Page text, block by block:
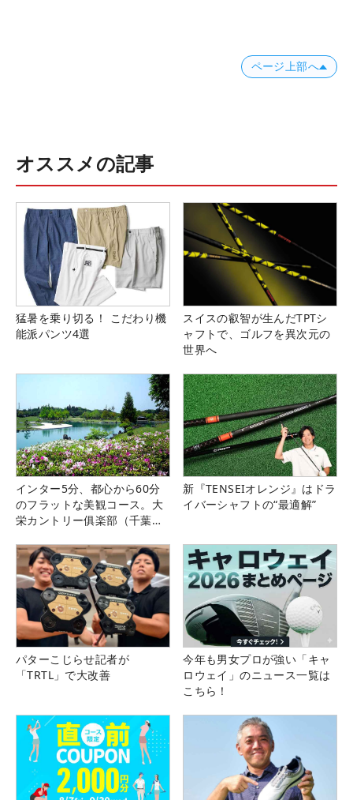
ページ上部へ
オススメの記事
猛暑を乗り切る！ こだわり機
能派パンツ4選
スイスの叡智が生んだTPTシ
ャフトで、ゴルフを異次元の
世界へ
インター5分、都心から60分
のフラットな美観コース。大
栄カントリー俱楽部（千葉
新『TENSEIオレンジ』はドラ
イバーシャフトの“最適解”
パターこじらせ記者が
「TRTL」で大改善
今年も男女プロが強い「キャ
ロウェイ」のニュース一覧は
こちら！